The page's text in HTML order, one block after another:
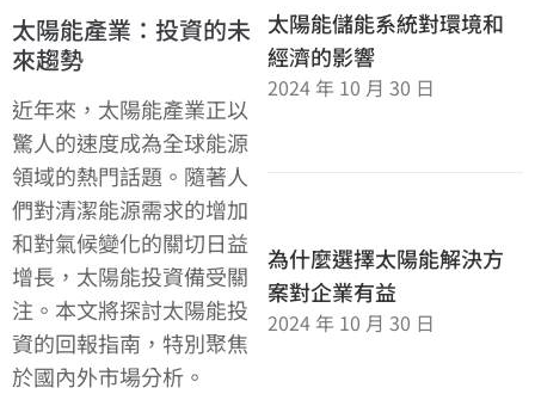
太陽能產業：投資的未
來趨勢
近年來，太陽能產業正以
驚人的速度成為全球能源
領域的熱門話題。隨著人
們對清潔能源需求的增加
和對氣候變化的關切日益
增長，太陽能投資備受關
注。本文將探討太陽能投
資的回報指南，特別聚焦
於國內外市場分析。
太陽能儲能系統對環境和
經濟的影響
2024 年 10 月 30 日
為什麼選擇太陽能解決方
案對企業有益
2024 年 10 月 30 日